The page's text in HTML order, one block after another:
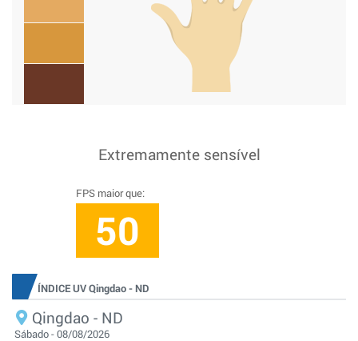
Extremamente sensível
FPS maior que:
50
ÍNDICE UV Qingdao - ND
Qingdao - ND
Sábado - 08/08/2026